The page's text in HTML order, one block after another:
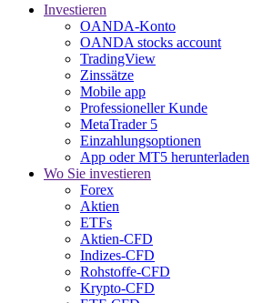
Investieren
OANDA-Konto
OANDA stocks account
TradingView
Zinssätze
Mobile app
Professioneller Kunde
MetaTrader 5
Einzahlungsoptionen
App oder MT5 herunterladen
Wo Sie investieren
Forex
Aktien
ETFs
Aktien-CFD
Indizes-CFD
Rohstoffe-CFD
Krypto-CFD